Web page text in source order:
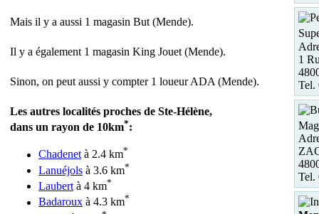
Mais il y a aussi 1 magasin But (Mende).
Il y a également 1 magasin King Jouet (Mende).
Sinon, on peut aussi y compter 1 loueur ADA (Mende).
Les autres localités proches de Ste-Hélène,
dans un rayon de 10km*:
Chadenetà 2.4 km*
Lanuéjols à 3.6 km*
Laubert à 4 km*
Badaroux à 4.3 km*
1
Tel.
Tel.